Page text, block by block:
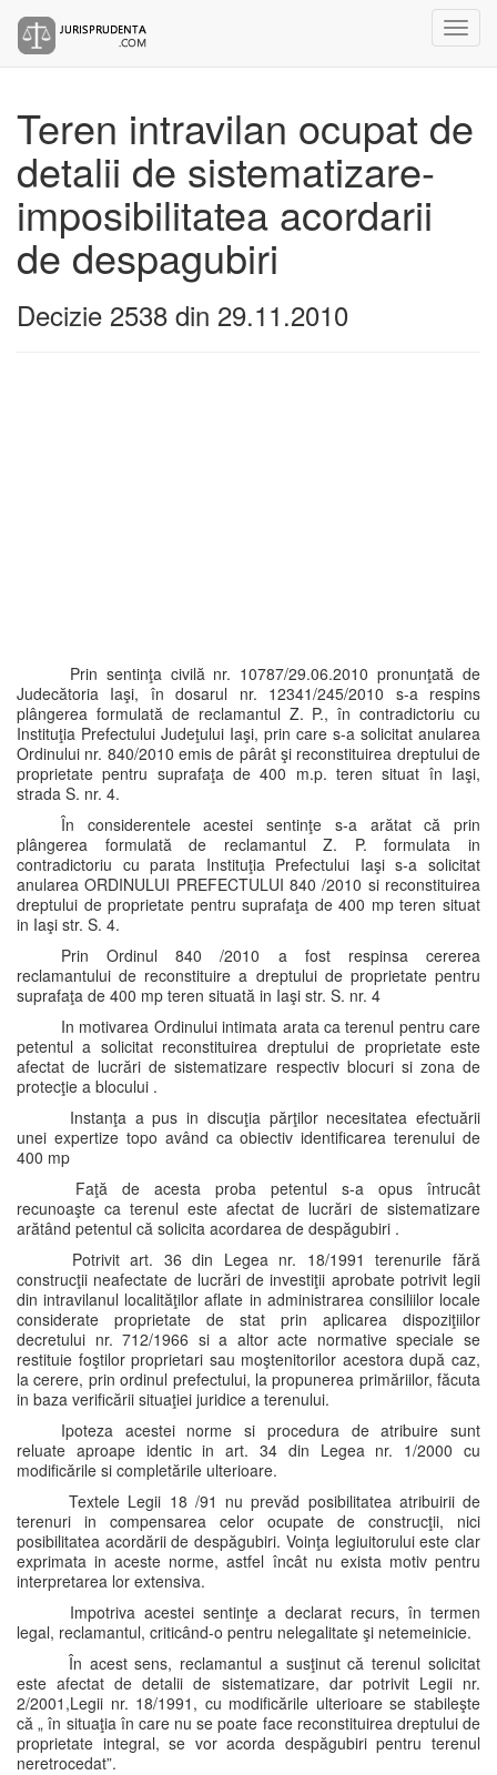
Teren intravilan ocupat de
detalii de sistematizare-
imposibilitatea acordarii
de despagubiri
Decizie 2538 din 29.11.2010
Prin sentinţa civilă nr. 10787/29.06.2010 pronunţată de
Judecătoria Iaşi, în dosarul nr. 12341/245/2010 s-a respins
plângerea formulată de reclamantul Z. P., în contradictoriu cu
Instituţia Prefectului Judeţului Iaşi, prin care s-a solicitat anularea
Ordinului nr. 840/2010 emis de pârât şi reconstituirea dreptului de
proprietate pentru suprafaţa de 400 m.p. teren situat în Iaşi,
strada S. nr. 4.
În considerentele acestei sentinţe s-a arătat că prin
plângerea formulată de reclamantul Z. P. formulata in
contradictoriu cu parata Instituţia Prefectului Iaşi s-a solicitat
anularea ORDINULUI PREFECTULUI 840 /2010 si reconstituirea
dreptului de proprietate pentru suprafaţa de 400 mp teren situat
in Iaşi str. S. 4.
Prin Ordinul 840 /2010 a fost respinsa cererea
reclamantului de reconstituire a dreptului de proprietate pentru
suprafaţa de 400 mp teren situată in Iaşi str. S. nr. 4
In motivarea Ordinului intimata arata ca terenul pentru care
petentul a solicitat reconstituirea dreptului de proprietate este
afectat de lucrări de sistematizare respectiv blocuri si zona de
protecţie a blocului .
Instanţa a pus in discuţia părţilor necesitatea efectuării
unei expertize topo având ca obiectiv identificarea terenului de
400 mp
Faţă de acesta proba petentul s-a opus întrucât
recunoaşte ca terenul este afectat de lucrări de sistematizare
arătând petentul că solicita acordarea de despăgubiri .
Potrivit art. 36 din Legea nr. 18/1991 terenurile fără
construcţii neafectate de lucrări de investiţii aprobate potrivit legii
din intravilanul localităţilor aflate in administrarea consiliilor locale
considerate proprietate de stat prin aplicarea dispoziţiilor
decretului nr. 712/1966 si a altor acte normative speciale se
restituie foştilor proprietari sau moştenitorilor acestora după caz,
la cerere, prin ordinul prefectului, la propunerea primăriilor, făcuta
in baza verificării situaţiei juridice a terenului.
Ipoteza acestei norme si procedura de atribuire sunt
reluate aproape identic in art. 34 din Legea nr. 1/2000 cu
modificările si completările ulterioare.
Textele Legii 18 /91 nu prevăd posibilitatea atribuirii de
terenuri in compensarea celor ocupate de construcţii, nici
posibilitatea acordării de despăgubiri. Voinţa legiuitorului este clar
exprimata in aceste norme, astfel încât nu exista motiv pentru
interpretarea lor extensiva.
Impotriva acestei sentinţe a declarat recurs, în termen
legal, reclamantul, criticând-o pentru nelegalitate şi netemeinicie.
În acest sens, reclamantul a susţinut că terenul solicitat
este afectat de detalii de sistematizare, dar potrivit Legii nr.
2/2001,Legii nr. 18/1991, cu modificările ulterioare se stabileşte
că „ în situaţia în care nu se poate face reconstituirea dreptului de
proprietate integral, se vor acorda despăgubiri pentru terenul
neretrocedat”.